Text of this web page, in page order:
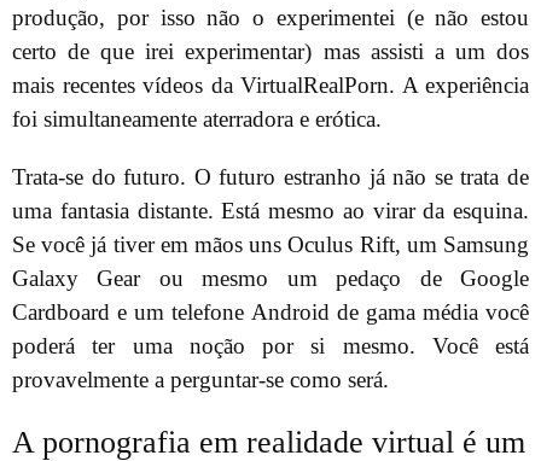
produção, por isso não o experimentei (e não estou
certo de que irei experimentar) mas assisti a um dos
mais recentes vídeos da VirtualRealPorn. A experiência
foi simultaneamente aterradora e erótica.
Trata-se do futuro. O futuro estranho já não se trata de
uma fantasia distante. Está mesmo ao virar da esquina.
Se você já tiver em mãos uns Oculus Rift, um Samsung
Galaxy Gear ou mesmo um pedaço de Google
Cardboard e um telefone Android de gama média você
poderá ter uma noção por si mesmo. Você está
provavelmente a perguntar-se como será.
A pornografia em realidade virtual é um